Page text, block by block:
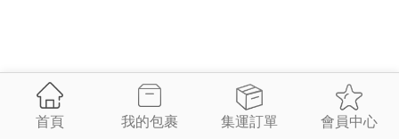
首頁 我的包裹 集運訂單 會員中心